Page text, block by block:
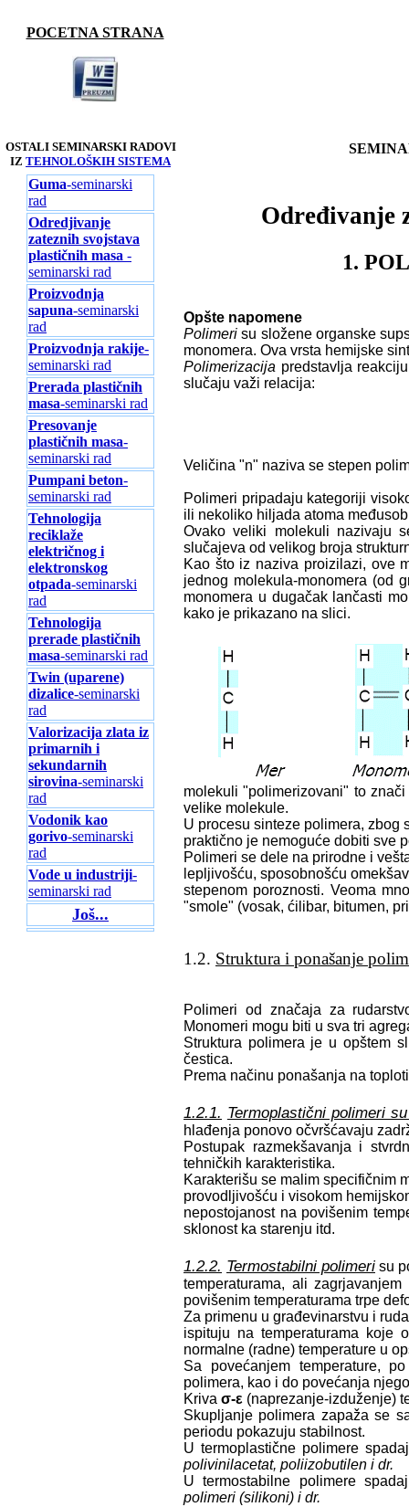
POCETNA STRANA
OSTALI SEMINARSKI RADOVI
IZ TEHNOLOŠKIH SISTEMA
Guma-seminarski
rad
Odredjivanje
zateznih svojstava
plastičnih masa -
seminarski rad
Proizvodnja
sapuna-seminarski
rad
Proizvodnja rakije-
seminarski rad
Prerada plastičnih
masa-seminarski rad
Presovanje
plastičnih masa-
seminarski rad
Pumpani beton-
seminarski rad
Tehnologija
reciklaže
električnog i
elektronskog
otpada-seminarski
rad
Tehnologija
prerade plastičnih
masa-seminarski rad
Twin (uparene)
dizalice-seminarski
rad
Valorizacija zlata iz
primarnih i
sekundarnih
sirovina-seminarski
rad
Vodonik kao
gorivo-seminarski
rad
Vode u industriji-
seminarski rad
Još...
Određivanje
1.
Opšte napomene
Polimerisu složene organske
monomera. Ova vrsta hemijske
Polimerizacija predstavlja
slučaju važi relacija:
Veličina "n" naziva se stepen
Polimeri pripadaju kategoriji
ili nekoliko hiljada atoma
Ovako veliki molekuli nazivaju
slučajeva od velikog broja
Kao što iz naziva proizilazi, ove
jednog molekula-monomera (od
monomera u dugačak lančasti
kako je prikazano na slici.
molekuli "polimerizovani" to
velike molekule.
U procesu sinteze polimera, zbog
praktično je nemoguće dobiti sve
Polimeri se dele na prirodne i
lepljivošću, sposobnošću
stepenom poroznosti. Veoma
"smole" (vosak, ćilibar, bitumen,
1.2. Struktura i ponašanje
Polimeri od značaja za
Monomeri mogu biti u sva tri
Struktura polimera je u opštem
čestica.
Prema načinu ponašanja na
1.2.1. Termoplastični polimeri
hlađenja ponovo očvršćavaju
Postupak razmekšavanja i
tehničkih karakteristika.
Karakterišu se malim specifičnim
provodljivošću i visokom
nepostojanost na povišenim
sklonost ka starenju itd.
1.2.2. Termostabilni polimeri su
temperaturama, ali
povišenim temperaturama trpe
Za primenu u građevinarstvu i
ispituju na temperaturama koje
normalne (radne) temperature u
Sa povećanjem temperature,
polimera, kao i do povećanja
Kriva σ-ε (naprezanje-izduženje)
Skupljanje polimera zapaža se
periodu pokazuju stabilnost.
U termoplastične polimere
polivinilacetat, poliizobutilen i dr.
U termostabilne polimere
polimeri (silikoni) i dr.